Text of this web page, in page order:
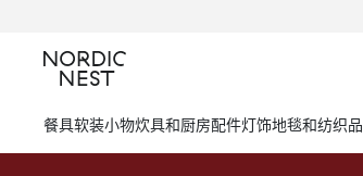
餐具软装小物炊具和厨房配件灯饰地毯和纺织品